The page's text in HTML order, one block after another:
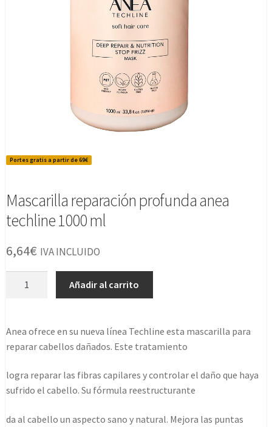
Portes gratis a partir de 69€
Mascarilla reparación profunda anea
techline 1000 ml
6,64€ IVA INCLUIDO
techline
1000
cantidad
Añadir al carrito
Anea ofrece en su nueva línea Techline esta mascarilla para
reparar cabellos dañados. Este tratamiento
logra reparar las fibras capilares y controlar el daño que haya
sufrido el cabello. Su fórmula reestructurante
da al cabello un aspecto sano y natural. Mejora las puntas